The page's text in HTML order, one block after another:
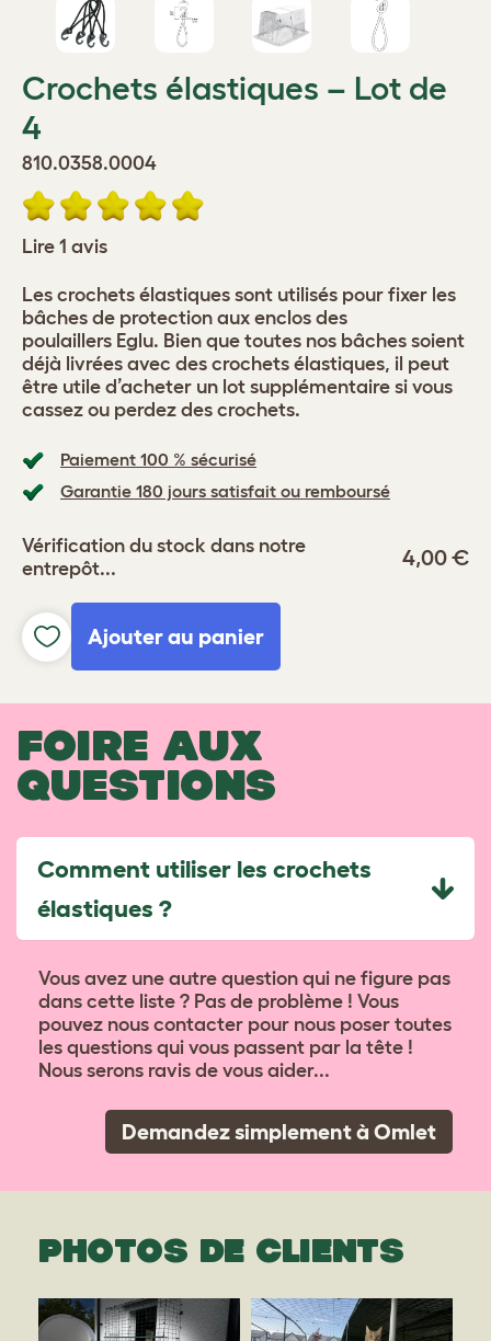
Crochets élastiques – Lot de
4
810.0358.0004
Lire 1 avis
Paiement 100 % sécurisé
Garantie 180 jours satisfait ou remboursé
Vérification du stock dans notre
entrepôt...
4,00 €
Ajouter au panier
Les crochets élastiques sont utilisés pour fixer les
bâches de protection aux enclos des
poulaillers Eglu. Bien que toutes nos bâches soient
déjà livrées avec des crochets élastiques, il peut
être utile d’acheter un lot supplémentaire si vous
cassez ou perdez des crochets.
FOIRE AUX
QUESTIONS
Comment utiliser les crochets
élastiques ?
Vous avez une autre question qui ne figure pas
dans cette liste ? Pas de problème ! Vous
pouvez nous contacter pour nous poser toutes
les questions qui vous passent par la tête !
Nous serons ravis de vous aider...
Demandez simplement à Omlet
PHOTOS DE CLIENTS